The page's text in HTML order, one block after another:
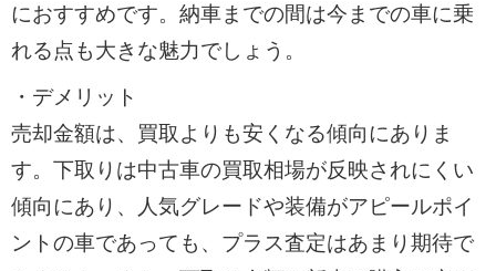
におすすめです。納車までの間は今までの車に乗
れる点も大きな魅力でしょう。
・デメリット
売却金額は、買取よりも安くなる傾向にありま
す。下取りは中古車の買取相場が反映されにくい
傾向にあり、人気グレードや装備がアピールポイ
ントの車であっても、プラス査定はあまり期待で